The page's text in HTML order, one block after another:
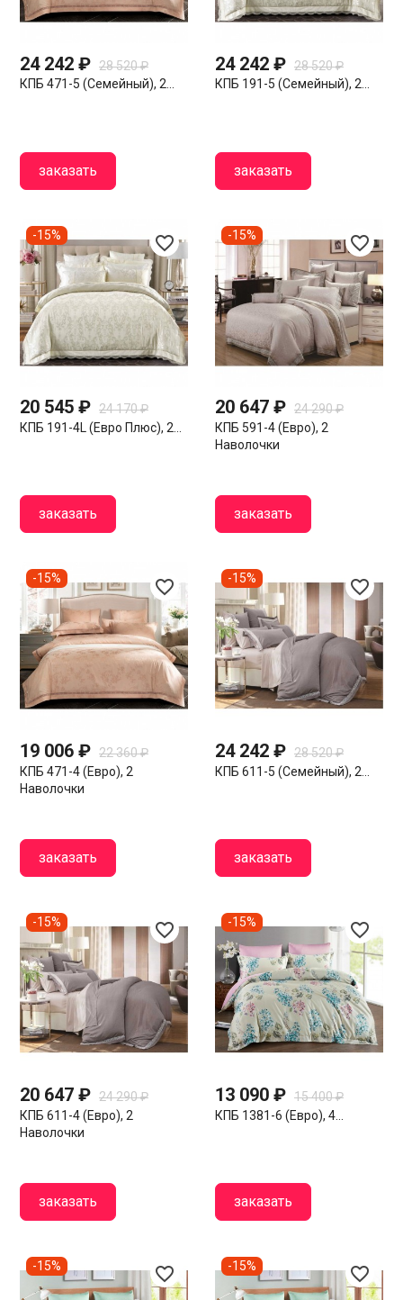
24 242 ₽ 28 520 ₽
КПБ 471-5 (семейный), 2...
заказать
24 242 ₽ 28 520 ₽
КПБ 191-5 (семейный), 2...
заказать
favorite_border
20 545 ₽ 24 170 ₽
КПБ 191-4L (евро Плюс), 2...
заказать
-15% favorite_border
20 647 ₽ 24 290 ₽
КПБ 591-4 (евро), 2
Наволочки
заказать
-15%
favorite_border
19 006 ₽ 22 360 ₽
КПБ 471-4 (евро), 2
Наволочки
заказать
-15% favorite_border
24 242 ₽ 28 520 ₽
КПБ 611-5 (семейный), 2...
заказать
-15%
favorite_border
20 647 ₽ 24 290 ₽
КПБ 611-4 (евро), 2
Наволочки
заказать
-15% favorite_border
13 090 ₽ 15 400 ₽
КПБ 1381-6 (евро), 4...
заказать
-15%
favorite_border
-15% favorite_border
-15%